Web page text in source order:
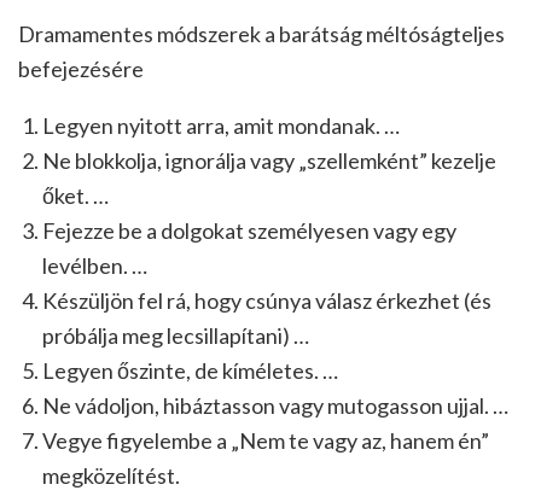
Dramamentes módszerek a barátság méltóságteljes
befejezésére
Legyen nyitott arra, amit mondanak. …
Ne blokkolja, ignorálja vagy „szellemként” kezelje
őket. …
Fejezze be a dolgokat személyesen vagy egy
levélben. …
Készüljön fel rá, hogy csúnya válasz érkezhet (és
próbálja meg lecsillapítani) …
Legyen őszinte, de kíméletes. …
Ne vádoljon, hibáztasson vagy mutogasson ujjal. …
Vegye figyelembe a „Nem te vagy az, hanem én”
megközelítést.